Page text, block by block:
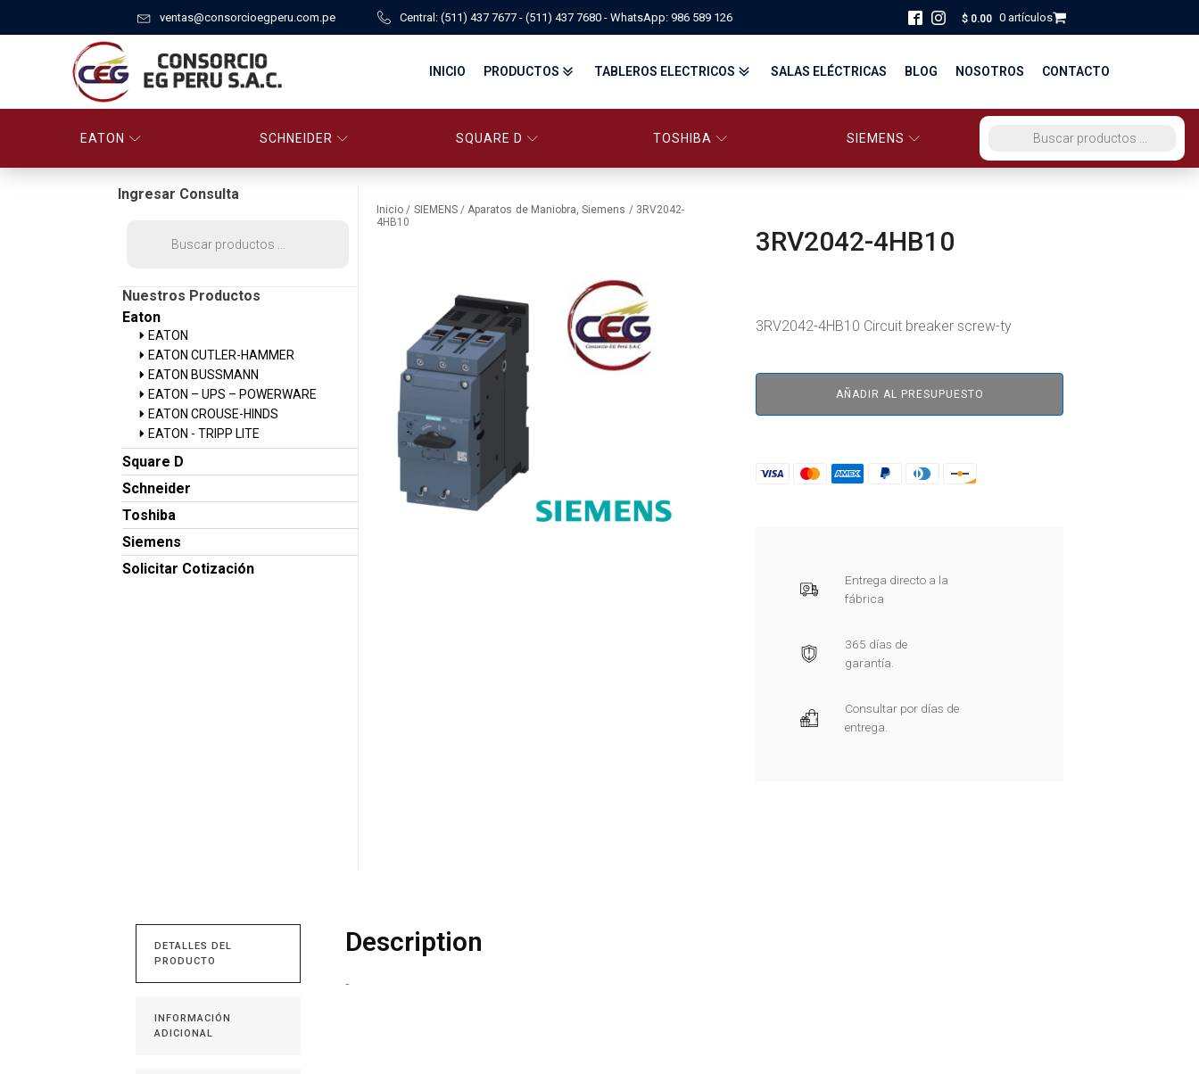
ventas@consorcioegperu.com.pe Central: (511) 437 7677 - (511) 437 7680 - WhatsApp: 986 589 126 $0.00 0 artículos
INICIO PRODUCTOS
INTERRUPTORES TERMOMAGNÉTICOS
MANDO, SEÑALIZACIÓN Y CONTROL
TRANSFORMADORES
UPS
TABLEROS ELECTRICOS
PANELBOARD, TABLEROS ELÉCTRICOS DISTRIBUCIÓN Y FUERZA
SALAS ELÉCTRICAS BLOG NOSOTROS CONTACTO
EATON SCHNEIDER SQUARE D TOSHIBA SIEMENS BÚSQUEDA DE PRODUCTOS
Ingresar Consulta
Nuestros Productos
Eaton
EATON
EATON CUTLER-HAMMER
EATON BUSSMANN
EATON – UPS – POWERWARE
EATON CROUSE-HINDS
EATON - TRIPP LITE
Square D
Schneider
Toshiba
Siemens
Solicitar Cotización
Inicio / SIEMENS/Aparatos de Maniobra, Siemens / 3RV2042-
4HB10
3RV2042-4HB10
3RV2042-4HB10 Circuit breaker screw-ty
AÑADIR AL PRESUPUESTO
Entrega directo a la
fábrica
365 días de
garantía.
Consultar por días de
entrega.
DETALLES DEL
PRODUCTO
INFORMACIÓN
ADICIONAL
Description
-